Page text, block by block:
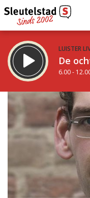
LUISTER
De
6.00 -
STRAKS:
De middag van
12.00 - 18.00 uur
Vorig uur